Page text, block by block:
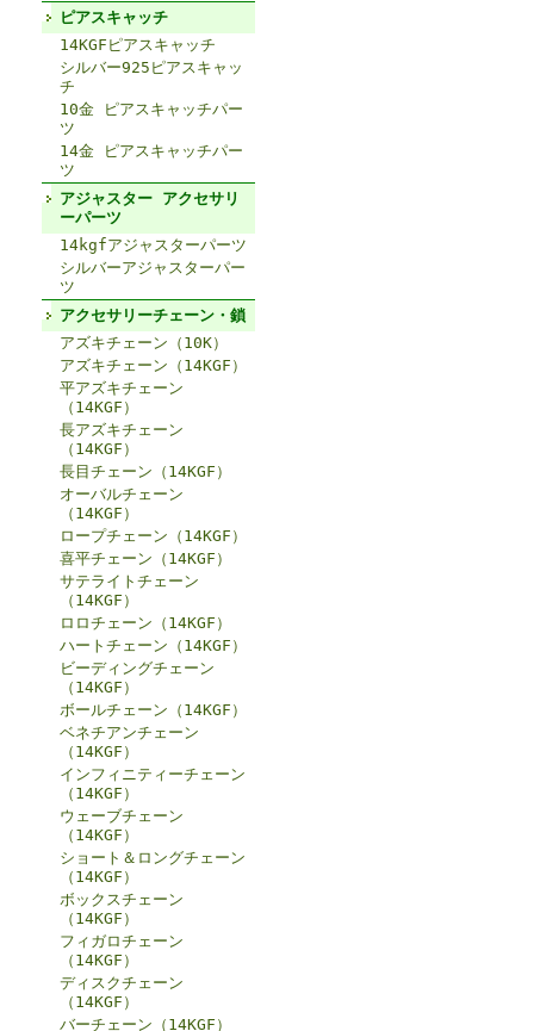
ピアスキャッチ
14KGFピアスキャッチ
シルバー925ピアスキャッ
チ
10金 ピアスキャッチパー
ツ
14金 ピアスキャッチパー
ツ
アジャスター アクセサリ
ーパーツ
14kgfアジャスターパーツ
シルバーアジャスターパー
ツ
アクセサリーチェーン・鎖
アズキチェーン（10K）
アズキチェーン（14KGF）
平アズキチェーン
（14KGF）
長アズキチェーン
（14KGF）
長目チェーン（14KGF）
オーバルチェーン
（14KGF）
ロープチェーン（14KGF）
喜平チェーン（14KGF）
サテライトチェーン
（14KGF）
ロロチェーン（14KGF）
ハートチェーン（14KGF）
ビーディングチェーン
（14KGF）
ボールチェーン（14KGF）
ベネチアンチェーン
（14KGF）
インフィニティーチェーン
（14KGF）
ウェーブチェーン
（14KGF）
ショート＆ロングチェーン
（14KGF）
ボックスチェーン
（14KGF）
フィガロチェーン
（14KGF）
ディスクチェーン
（14KGF）
バーチェーン（14KGF）